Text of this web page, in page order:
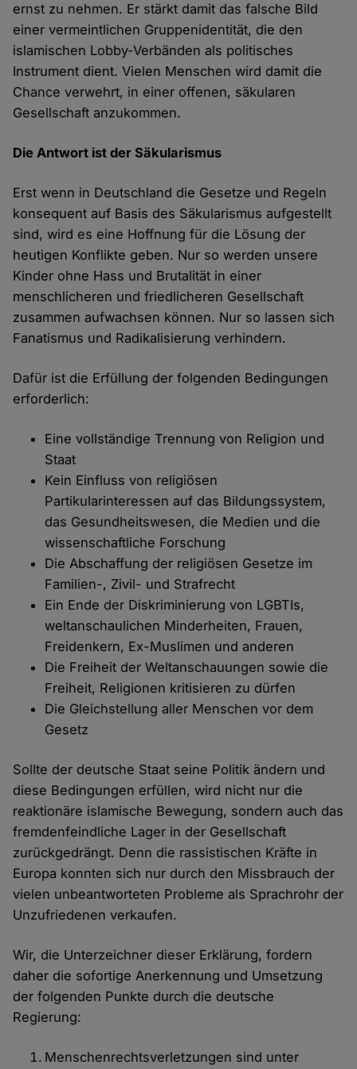
ernst zu nehmen. Er stärkt damit das falsche Bild
einer vermeintlichen Gruppenidentität, die den
islamischen Lobby-Verbänden als politisches
Instrument dient. Vielen Menschen wird damit die
Chance verwehrt, in einer offenen, säkularen
Gesellschaft anzukommen.
Die Antwort ist der Säkularismus
Erst wenn in Deutschland die Gesetze und Regeln
konsequent auf Basis des Säkularismus aufgestellt
sind, wird es eine Hoffnung für die Lösung der
heutigen Konflikte geben. Nur so werden unsere
Kinder ohne Hass und Brutalität in einer
menschlicheren und friedlicheren Gesellschaft
zusammen aufwachsen können. Nur so lassen sich
Fanatismus und Radikalisierung verhindern.
Dafür ist die Erfüllung der folgenden Bedingungen
erforderlich:
Eine vollständige Trennung von Religion und
Staat
Kein Einfluss von religiösen
Partikularinteressen auf das Bildungssystem,
das Gesundheitswesen, die Medien und die
wissenschaftliche Forschung
Die Abschaffung der religiösen Gesetze im
Familien-, Zivil- und Strafrecht
Ein Ende der Diskriminierung von LGBTIs,
weltanschaulichen Minderheiten, Frauen,
Freidenkern, Ex-Muslimen und anderen
Die Freiheit der Weltanschauungen sowie die
Freiheit, Religionen kritisieren zu dürfen
Die Gleichstellung aller Menschen vor dem
Gesetz
Sollte der deutsche Staat seine Politik ändern und
diese Bedingungen erfüllen, wird nicht nur die
reaktionäre islamische Bewegung, sondern auch das
fremdenfeindliche Lager in der Gesellschaft
zurückgedrängt. Denn die rassistischen Kräfte in
Europa konnten sich nur durch den Missbrauch der
vielen unbeantworteten Probleme als Sprachrohr der
Unzufriedenen verkaufen.
Wir, die Unterzeichner dieser Erklärung, fordern
daher die sofortige Anerkennung und Umsetzung
der folgenden Punkte durch die deutsche
Regierung:
Menschenrechtsverletzungen sind unter